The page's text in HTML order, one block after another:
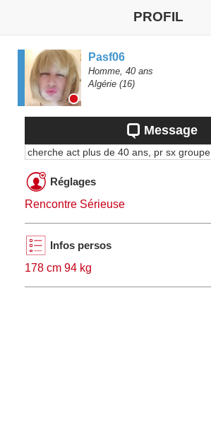
PROFIL
Pasf06
Homme, 40 ans
Algérie (16)
Message
cherche act plus de 40 ans, pr sx groupe
Réglages
Rencontre Sérieuse
Infos persos
178 cm 94 kg